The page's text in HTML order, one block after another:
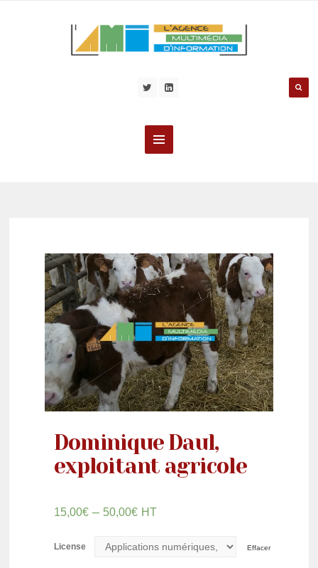
Dominique Daul,
exploitant agricole
15,00€ – 50,00€ HT
License Effacer